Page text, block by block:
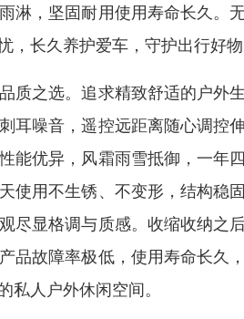
淋，坚固耐用使用寿命长久。
长久养护爱车，守护出行好物
质之选。追求精致舒适的户外
耳噪音，遥控远距离随心调控
能优异，风霜雨雪抵御，一年
使用不生锈、不变形，结构稳
尽显格调与质感。收缩收纳之
品故障率极低，使用寿命长久
人户外休闲空间。